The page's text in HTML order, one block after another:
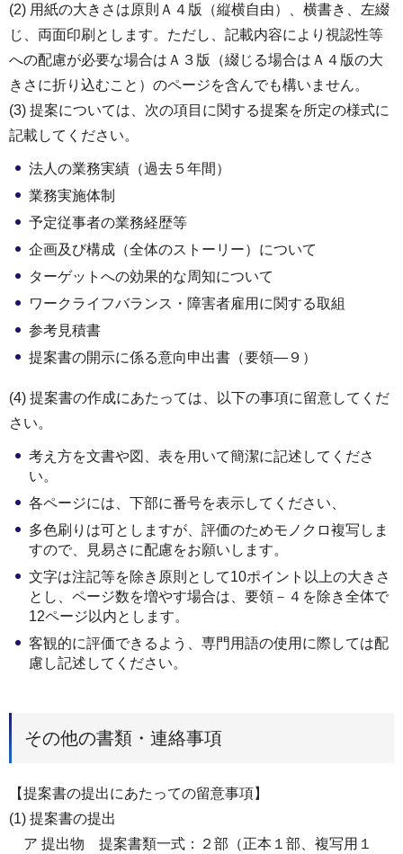
(2) 用紙の大きさは原則Ａ４版（縦横自由）、横書き、左綴
じ、両面印刷とします。ただし、記載内容により視認性等
への配慮が必要な場合はＡ３版（綴じる場合はＡ４版の大
きさに折り込むこと）のページを含んでも構いません。
(3) 提案については、次の項目に関する提案を所定の様式に
記載してください。
法人の業務実績（過去５年間）
業務実施体制
予定従事者の業務経歴等
企画及び構成（全体のストーリー）について
ターゲットへの効果的な周知について
ワークライフバランス・障害者雇用に関する取組
参考見積書
提案書の開示に係る意向申出書（要領―９）
(4) 提案書の作成にあたっては、以下の事項に留意してくだ
さい。
考え方を文書や図、表を用いて簡潔に記述してくださ
い。
各ページには、下部に番号を表示してください、
多色刷りは可としますが、評価のためモノクロ複写しま
すので、見易さに配慮をお願いします。
文字は注記等を除き原則として10ポイント以上の大きさ
とし、ページ数を増やす場合は、要領－４を除き全体で
12ページ以内とします。
客観的に評価できるよう、専門用語の使用に際しては配
慮し記述してください。
その他の書類・連絡事項
【提案書の提出にあたっての留意事項】
(1) 提案書の提出
ア 提出物 提案書類一式：２部（正本１部、複写用１